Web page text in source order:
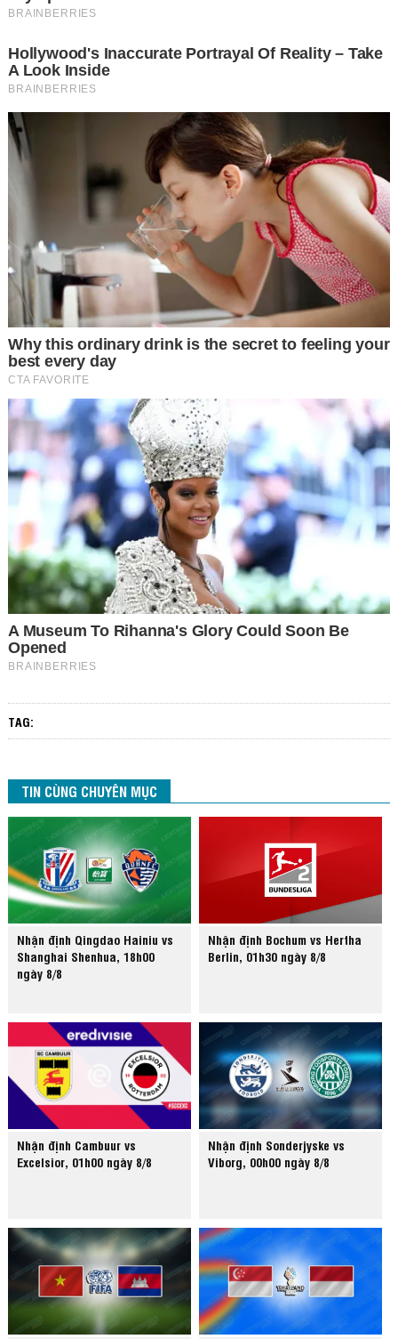
TAG:
TIN CÙNG CHUYÊN MỤC
Nhận định Qingdao Hainiu vs
Shanghai Shenhua, 18h00
ngày 8/8
Nhận định Bochum vs Hertha
Berlin, 01h30 ngày 8/8
Nhận định Cambuur vs
Excelsior, 01h00 ngày 8/8
Nhận định Sonderjyske vs
Viborg, 00h00 ngày 8/8